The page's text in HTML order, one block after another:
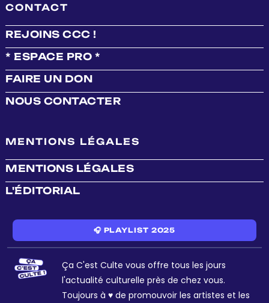
CONTACT
REJOINS CCC !
* ESPACE PRO *
FAIRE UN DON
NOUS CONTACTER
MENTIONS LÉGALES
MENTIONS LÉGALES
L'ÉDITORIAL
🎧 PLAYLIST 2025
Ça C'est Culte vous offre tous les jours
l'actualité culturelle près de chez vous.
Toujours à ♥ de promouvoir les artistes et les